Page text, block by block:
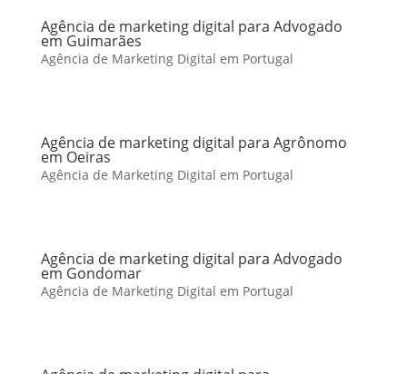
Agência de marketing digital para Advogado
em Guimarães
Agência de Marketing Digital em Portugal
Agência de marketing digital para Agrônomo
em Oeiras
Agência de Marketing Digital em Portugal
Agência de marketing digital para Advogado
em Gondomar
Agência de Marketing Digital em Portugal